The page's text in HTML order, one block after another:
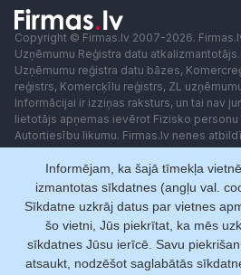
Copyright © Firmas.lv 2007-2026.
Uzņēmumu Reģistra datu
Uzņēmumu reģistra datu bāzes,
reģistrs, Komercķīlu reģistrs, ZL
Informācijai ir izziņas raksturs, un tai nav
lietotājs apņemas ievērot Fizisko
Autortiesību likumu. Firmas.lv nenes
lēmumiem, kas balstīti uz saņemto
izmantot jebkādas automatizētas
piekļuvei sistēmai bez rakstiskas
redaktore: Ingūna Pempere.
Lietošanas noteikumi
Privātuma politika
Informējam, ka šajā tīmekļa
izmantotas sīkdatnes (angļu val.
Sīkdatne uzkrāj datus par vietnes
šo vietni, Jūs piekrītat, ka mēs
sīkdatnes Jūsu ierīcē. Savu
atsaukt, nodzēšot saglabātās